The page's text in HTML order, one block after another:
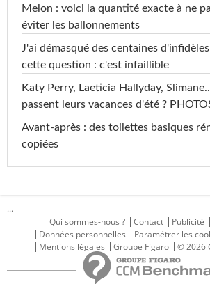
Melon : voici la quantité exacte à ne
éviter les ballonnements
J'ai démasqué des centaines
cette question : c'est infaillible
Katy Perry, Laeticia Hallyday,
passent leurs vacances d'été ?
Avant-après : des toilettes basiques
copiées
...
Qui sommes-nous ?
Contact Publicité
Données personnelles
Paramétrer les
Mentions légales
Groupe Figaro © 2026